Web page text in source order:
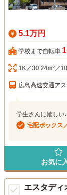
5.1万円
学校まで自転車
1K／30.24m²／
広島高速交通ア
学生さんに嬉しい
宅配ボックス
お気に
エスタディ